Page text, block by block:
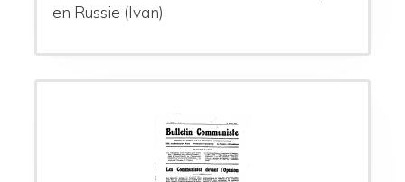
en Russie (Ivan)